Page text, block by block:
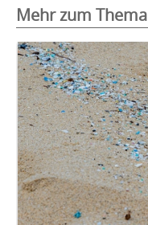
Mehr zum Thema